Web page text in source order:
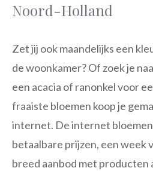
Noord-Holland
Zet jij ook maandelijks een
de woonkamer? Of zoek je
een acacia of ranonkel voor
fraaiste bloemen koop je
internet. De internet
betaalbare prijzen, een week
breed aanbod met producten